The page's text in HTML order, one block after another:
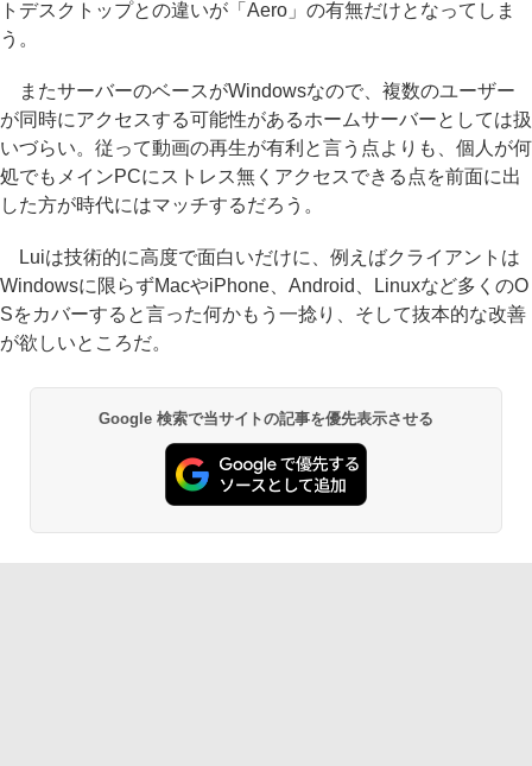
トデスクトップとの違いが「Aero」の有無だけとなってしま
う。
またサーバーのベースがWindowsなので、複数のユーザー
が同時にアクセスする可能性があるホームサーバーとしては扱
いづらい。従って動画の再生が有利と言う点よりも、個人が何
処でもメインPCにストレス無くアクセスできる点を前面に出
した方が時代にはマッチするだろう。
Luiは技術的に高度で面白いだけに、例えばクライアントは
Windowsに限らずMacやiPhone、Android、Linuxなど多くのO
Sをカバーすると言った何かもう一捻り、そして抜本的な改善
が欲しいところだ。
Google 検索で当サイトの記事を優先表示させる